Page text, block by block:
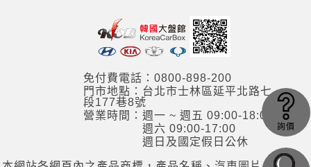
免付費電話：0800-898-200
門市地點：台北市士林區延平北路七
段177巷8號
營業時間：週一 ~ 週五 09:00-18:00
週六 09:00-17:00
週日及國定假日公休
詢價